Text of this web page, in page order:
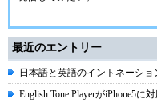
最近のエントリー
日本語と英語のイントネーショ
English Tone PlayerがiPhone5に